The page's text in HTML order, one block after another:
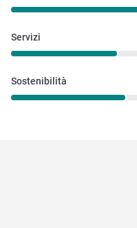
Servizi
Sostenibilità